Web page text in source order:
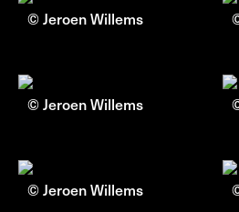
© Jeroen Willems
© Jeroen Willems
© Jeroen Willems